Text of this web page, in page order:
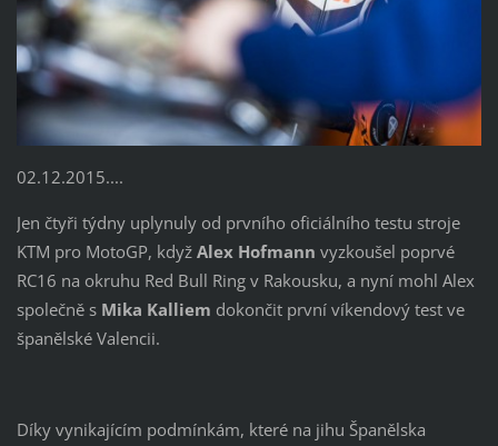
02.12.2015....
Jen čtyři týdny uplynuly od prvního oficiálního testu stroje
KTM pro MotoGP, když Alex Hofmann vyzkoušel poprvé
RC16 na okruhu Red Bull Ring v Rakousku, a nyní mohl Alex
společně s Mika Kalliem dokončit první víkendový test ve
španělské Valencii.
Díky vynikajícím podmínkám, které na jihu Španělska